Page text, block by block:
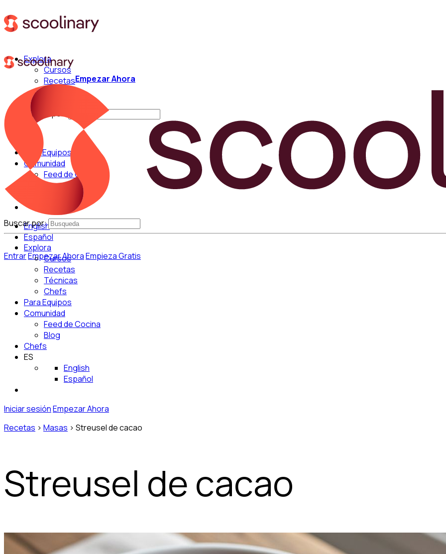
Explora
Cursos
Recetas
Buscar por:
Para Equipos
Comunidad
Feed de Cocina
Blog
English
Español
EntrarEmpezar AhoraEmpieza Gratis
Empezar Ahora
Buscar por:
Explora
Cursos
Recetas
Técnicas
Chefs
Para Equipos
Comunidad
Feed de Cocina
Blog
Chefs
ES
English
Español
Iniciar sesiónEmpezar Ahora
Recetas > Masas > Streusel de cacao
Streusel de cacao